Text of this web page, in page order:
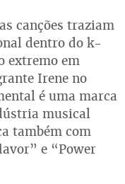
canções traziam
dentro do k-
extremo em
Irene no
é uma marca
musical
também com
e “Power